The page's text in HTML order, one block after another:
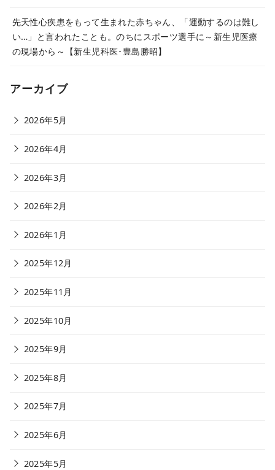
先天性心疾患をもって生まれた赤ちゃん、「運動するのは難し
い…」と言われたことも。のちにスポーツ選手に～新生児医療
の現場から～【新生児科医･豊島勝昭】
アーカイブ
2026年5月
2026年4月
2026年3月
2026年2月
2026年1月
2025年12月
2025年11月
2025年10月
2025年9月
2025年8月
2025年7月
2025年6月
2025年5月